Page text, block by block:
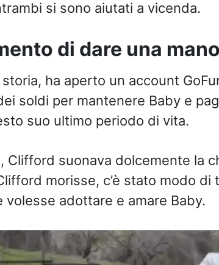
si sono aiutati a vicenda.
di dare una mano
ha aperto un account
soldi per mantenere Baby e
suo ultimo periodo di vita.
Clifford suonava dolcemente la
morisse, c’è stato modo di
volesse adottare e amare Baby.